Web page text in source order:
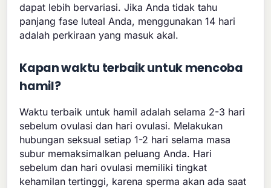
dapat lebih bervariasi. Jika Anda tidak tahu
panjang fase luteal Anda, menggunakan 14 hari
adalah perkiraan yang masuk akal.
Kapan waktu terbaik untuk mencoba
hamil?
Waktu terbaik untuk hamil adalah selama 2-3 hari
sebelum ovulasi dan hari ovulasi. Melakukan
hubungan seksual setiap 1-2 hari selama masa
subur memaksimalkan peluang Anda. Hari
sebelum dan hari ovulasi memiliki tingkat
kehamilan tertinggi, karena sperma akan ada saat